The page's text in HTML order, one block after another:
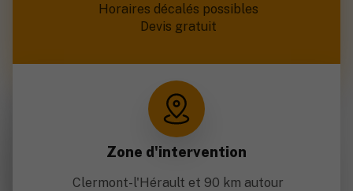
Horaires décalés possibles
Devis gratuit
Zone d'intervention
Clermont-l'Hérault et 90 km autour